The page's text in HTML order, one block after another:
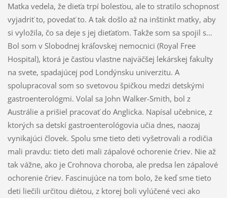
Matka vedela, že dieťa trpí bolesťou, ale to stratilo schopnosť
vyjadriť to, povedať to. A tak došlo až na inštinkt matky, aby
si vyložila, čo sa deje s jej dieťaťom. Takže som sa spojil s…
Bol som v Slobodnej kráľovskej nemocnici (Royal Free
Hospital), ktorá je časťou vlastne najväčšej lekárskej fakulty
na svete, spadajúcej pod Londýnsku univerzitu. A
spolupracoval som so svetovou špičkou medzi detskými
gastroenterológmi. Volal sa John Walker-Smith, bol z
Austrálie a prišiel pracovať do Anglicka. Napísal učebnice, z
ktorých sa detskí gastroenterológovia učia dnes, naozaj
vynikajúci človek. Spolu sme tieto deti vyšetrovali a rodičia
mali pravdu: tieto deti mali zápalové ochorenie čriev. Nie až
tak vážne, ako je Crohnova choroba, ale predsa len zápalové
ochorenie čriev. Fascinujúce na tom bolo, že keď sme tieto
deti liečili určitou diétou, z ktorej boli vylúčené veci ako